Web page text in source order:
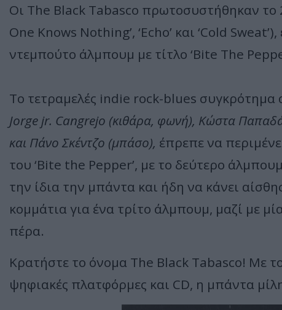
Οι The Black Tabasco πρωτοσυστήθηκαν το
One Knows Nothing’, ‘Echo’ και ‘Cold
ντεμπούτο άλμπουμ με τίτλο ‘Bite The
Το τετραμελές indie rock-blues συγκρότημα
Jorge jr. Cangrejo (κιθάρα, φωνή), Κώστα
και Πάνο Σκέντζο (μπάσο), έπρεπε να
του ‘Bite the Pepper’, με το δεύτερο
την ίδια την μπάντα και ήδη να κάνει
κομμάτια για ένα τρίτο άλμπουμ, μαζί με
πέρα.
Κρατήστε το όνομα The Black Tabasco! Με
ψηφιακές πλατφόρμες και CD, η μπάντα